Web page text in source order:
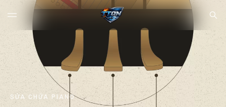
SỬA CHỮA PIANO